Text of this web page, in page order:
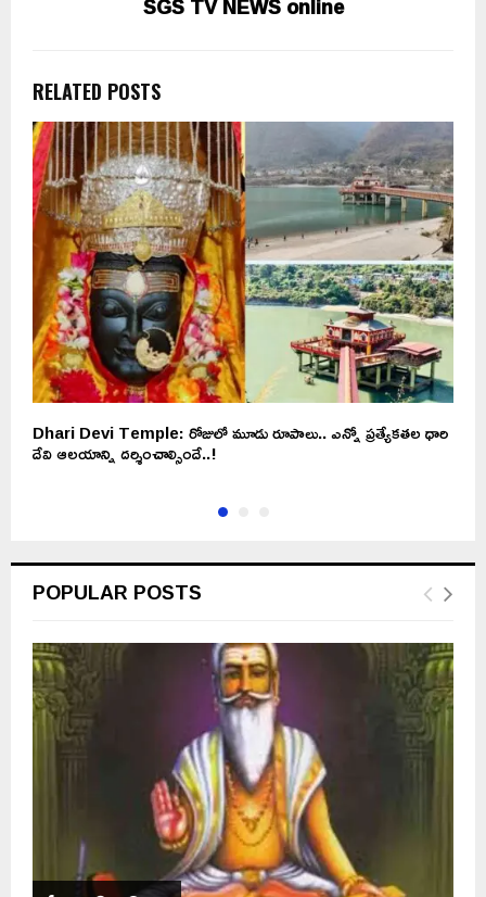
RELATED POSTS
Dhari Devi Temple: రోజులో మూడు రూపాలు.. ఎన్నో ప్రత్యేకతల ధారి
దేవి ఆలయాన్ని దర్శించాల్సిందే..!
POPULAR POSTS